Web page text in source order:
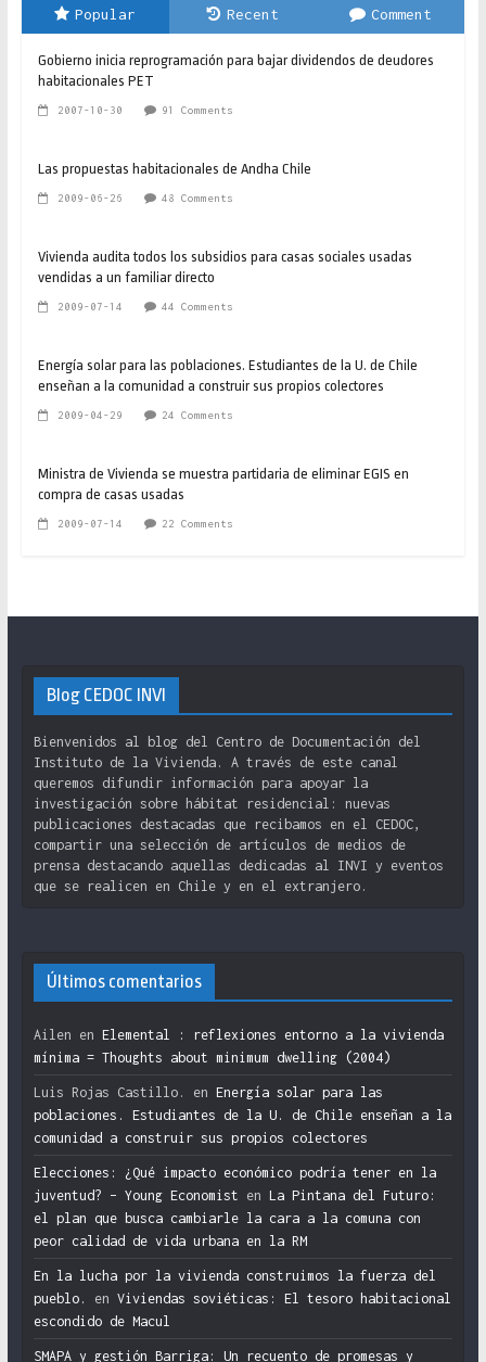
Popular Recent Comment
Gobierno inicia reprogramación para bajar dividendos de deudores
habitacionales PET
2007-10-30 91 Comments
Las propuestas habitacionales de Andha Chile
2009-06-26 48 Comments
Vivienda audita todos los subsidios para casas sociales usadas
vendidas a un familiar directo
2009-07-14 44 Comments
Energía solar para las poblaciones. Estudiantes de la U. de Chile
enseñan a la comunidad a construir sus propios colectores
2009-04-29 24 Comments
Ministra de Vivienda se muestra partidaria de eliminar EGIS en
compra de casas usadas
2009-07-14 22 Comments
Blog CEDOC INVI
Bienvenidos al blog del Centro de Documentación del
Instituto de la Vivienda. A través de este canal
queremos difundir información para apoyar la
investigación sobre hábitat residencial: nuevas
publicaciones destacadas que recibamos en el CEDOC,
compartir una selección de artículos de medios de
prensa destacando aquellas dedicadas al INVI y eventos
que se realicen en Chile y en el extranjero.
Últimos comentarios
Ailen en Elemental : reflexiones entorno a la vivienda
mínima = Thoughts about minimum dwelling (2004)
Luis Rojas Castillo. en Energía solar para las
poblaciones. Estudiantes de la U. de Chile enseñan a la
comunidad a construir sus propios colectores
Elecciones: ¿Qué impacto económico podría tener en la
juventud? – Young Economist en La Pintana del Futuro:
el plan que busca cambiarle la cara a la comuna con
peor calidad de vida urbana en la RM
En la lucha por la vivienda construimos la fuerza del
pueblo.
en Viviendas soviéticas: El tesoro habitacional
escondido de Macul
SMAPA y gestión Barriga: Un recuento de promesas y